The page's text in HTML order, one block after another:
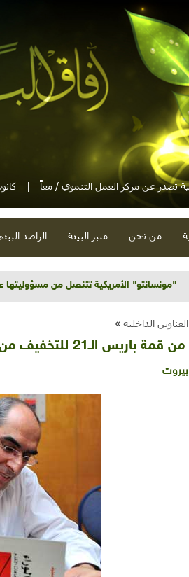
تصدر عن مركز العمل التنموي / معاً | كانون الأول
من نحن منبر البيئة الراصد
"مونسانتو" الأمريكية تتنصل من مسؤوليتها
العناوين الداخلية »
الـ21 للتخفيف من تغيّر المناخ